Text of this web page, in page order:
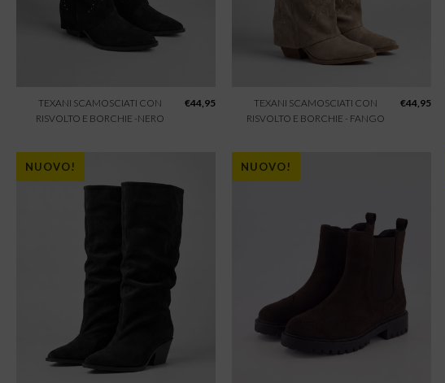
TEXANI SCAMOSCIATI CON
RISVOLTO E BORCHIE -NERO
€44,95
TEXANI SCAMOSCIATI CON
RISVOLTO E BORCHIE - FANGO
€44,95
NUOVO! NUOVO!